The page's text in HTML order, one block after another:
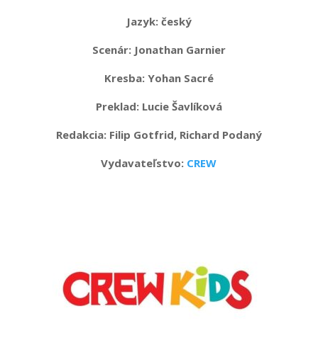
Jazyk:český
Scenár: Jonathan Garnier
Kresba: Yohan Sacré
Preklad: Lucie Šavlíková
Redakcia: Filip Gotfrid, Richard Podaný
Vydavateľstvo: CREW